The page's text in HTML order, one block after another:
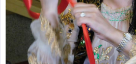
Magia în Thailanda
Madona lacrimilor
din Siracusa
(Silcilia)